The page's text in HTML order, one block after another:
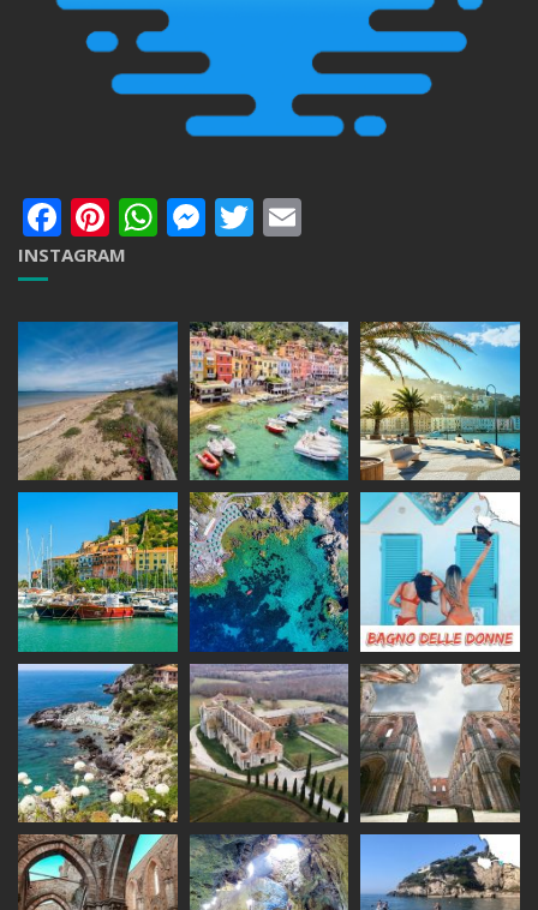
Facebook
Pinterest
WhatsApp
Messenger
Twitter
INSTAGRAM